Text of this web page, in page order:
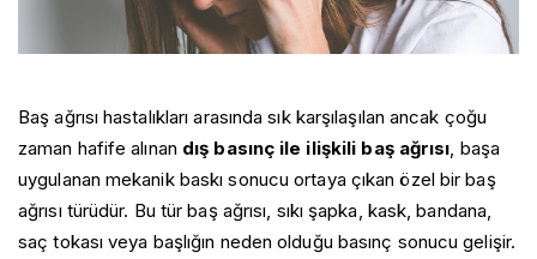
Baş ağrısı hastalıkları arasında sık karşılaşılan ancak çoğu
zaman hafife alınan dış basınç ile ilişkili baş ağrısı , başa
uygulanan mekanik baskı sonucu ortaya çıkan özel bir baş
ağrısı türüdür. Bu tür baş ağrısı, sıkı şapka, kask, bandana,
saç tokası veya başlığın neden olduğu basınç sonucu gelişir.